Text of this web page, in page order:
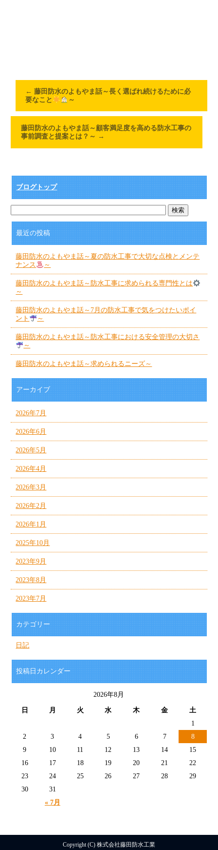
← 藤田防水のよもやま話～長く選ばれ続けるために必
要なこと
～
藤田防水のよもやま話～顧客満足度を高める防水工事の
事前調査と提案とは？～ →
ブログトップ
最近の投稿
藤田防水のよもやま話～夏の防水工事で大切な点検とメンテ
ナンス
～
藤田防水のよもやま話～防水工事に求められる専門性とは
～
藤田防水のよもやま話～7月の防水工事で気をつけたいポイ
ント
～
藤田防水のよもやま話～防水工事における安全管理の大切さ
～
藤田防水のよもやま話～求められるニーズ～
アーカイブ
2026年7月
2026年6月
2026年5月
2026年4月
2026年3月
2026年2月
2026年1月
2025年10月
2023年9月
2023年8月
2023年7月
カテゴリー
日記
投稿日カレンダー
2026年8月
日 月 火 水 木 金 土
« 7月
1
2
3 4 5 6 7
8
9
10 11 12 13 14
15
16
17 18 19 20 21
22
23
24 25 26 27 28
29
30
31
Copyright (C) 株式会社藤田防水工業